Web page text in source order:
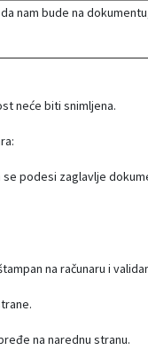
nam bude na
neće biti snimljena.
podesi zaglavlje
na računaru i
na narednu stranu.